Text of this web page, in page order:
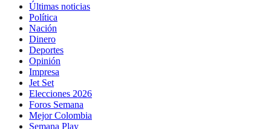
Últimas noticias
Política
Nación
Dinero
Deportes
Opinión
Impresa
Jet Set
Elecciones 2026
Foros Semana
Mejor Colombia
Semana Play